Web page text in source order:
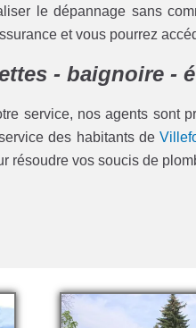
le dépannage sans
et vous pourrez
- baignoire -
service, nos agents sont
des habitants de
résoudre vos soucis de